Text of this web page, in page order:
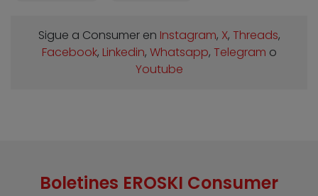
Sigue a Consumer en Instagram, X, Threads,
Facebook, Linkedin, Whatsapp, Telegram o
Youtube
Boletines EROSKI Consumer